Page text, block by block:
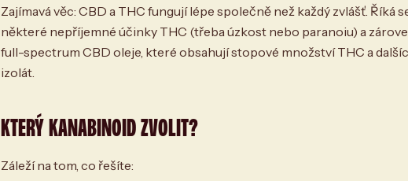
Zajímavá věc: CBD a THC fungují lépe společně než každý zvlášť.
některé nepříjemné účinky THC (třeba úzkost nebo paranoiu) a
full-spectrum CBD oleje, které obsahují stopové množství THC a
izolát.
KTERÝ KANABINOID ZVOLIT?
Záleží na tom, co řešíte: